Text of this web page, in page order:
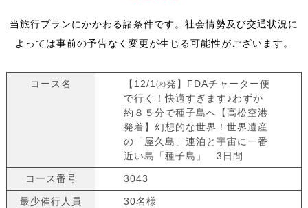
当旅行プランにかかわる諸条件です。社会情勢及び交通状況に
よっては事前の予告なく変更が生じる可能性がございます。
コース名
【12/1㈫発】FDAチャーター便
で行く！快適すぎます♪わずか
約８５分で種子島へ【高松空港
発着】幻想的な世界！世界遺産
の「屋久島」連泊と宇宙に一番
近い島「種子島」 3日間
コース番号 3043
最少催行人員 30名様